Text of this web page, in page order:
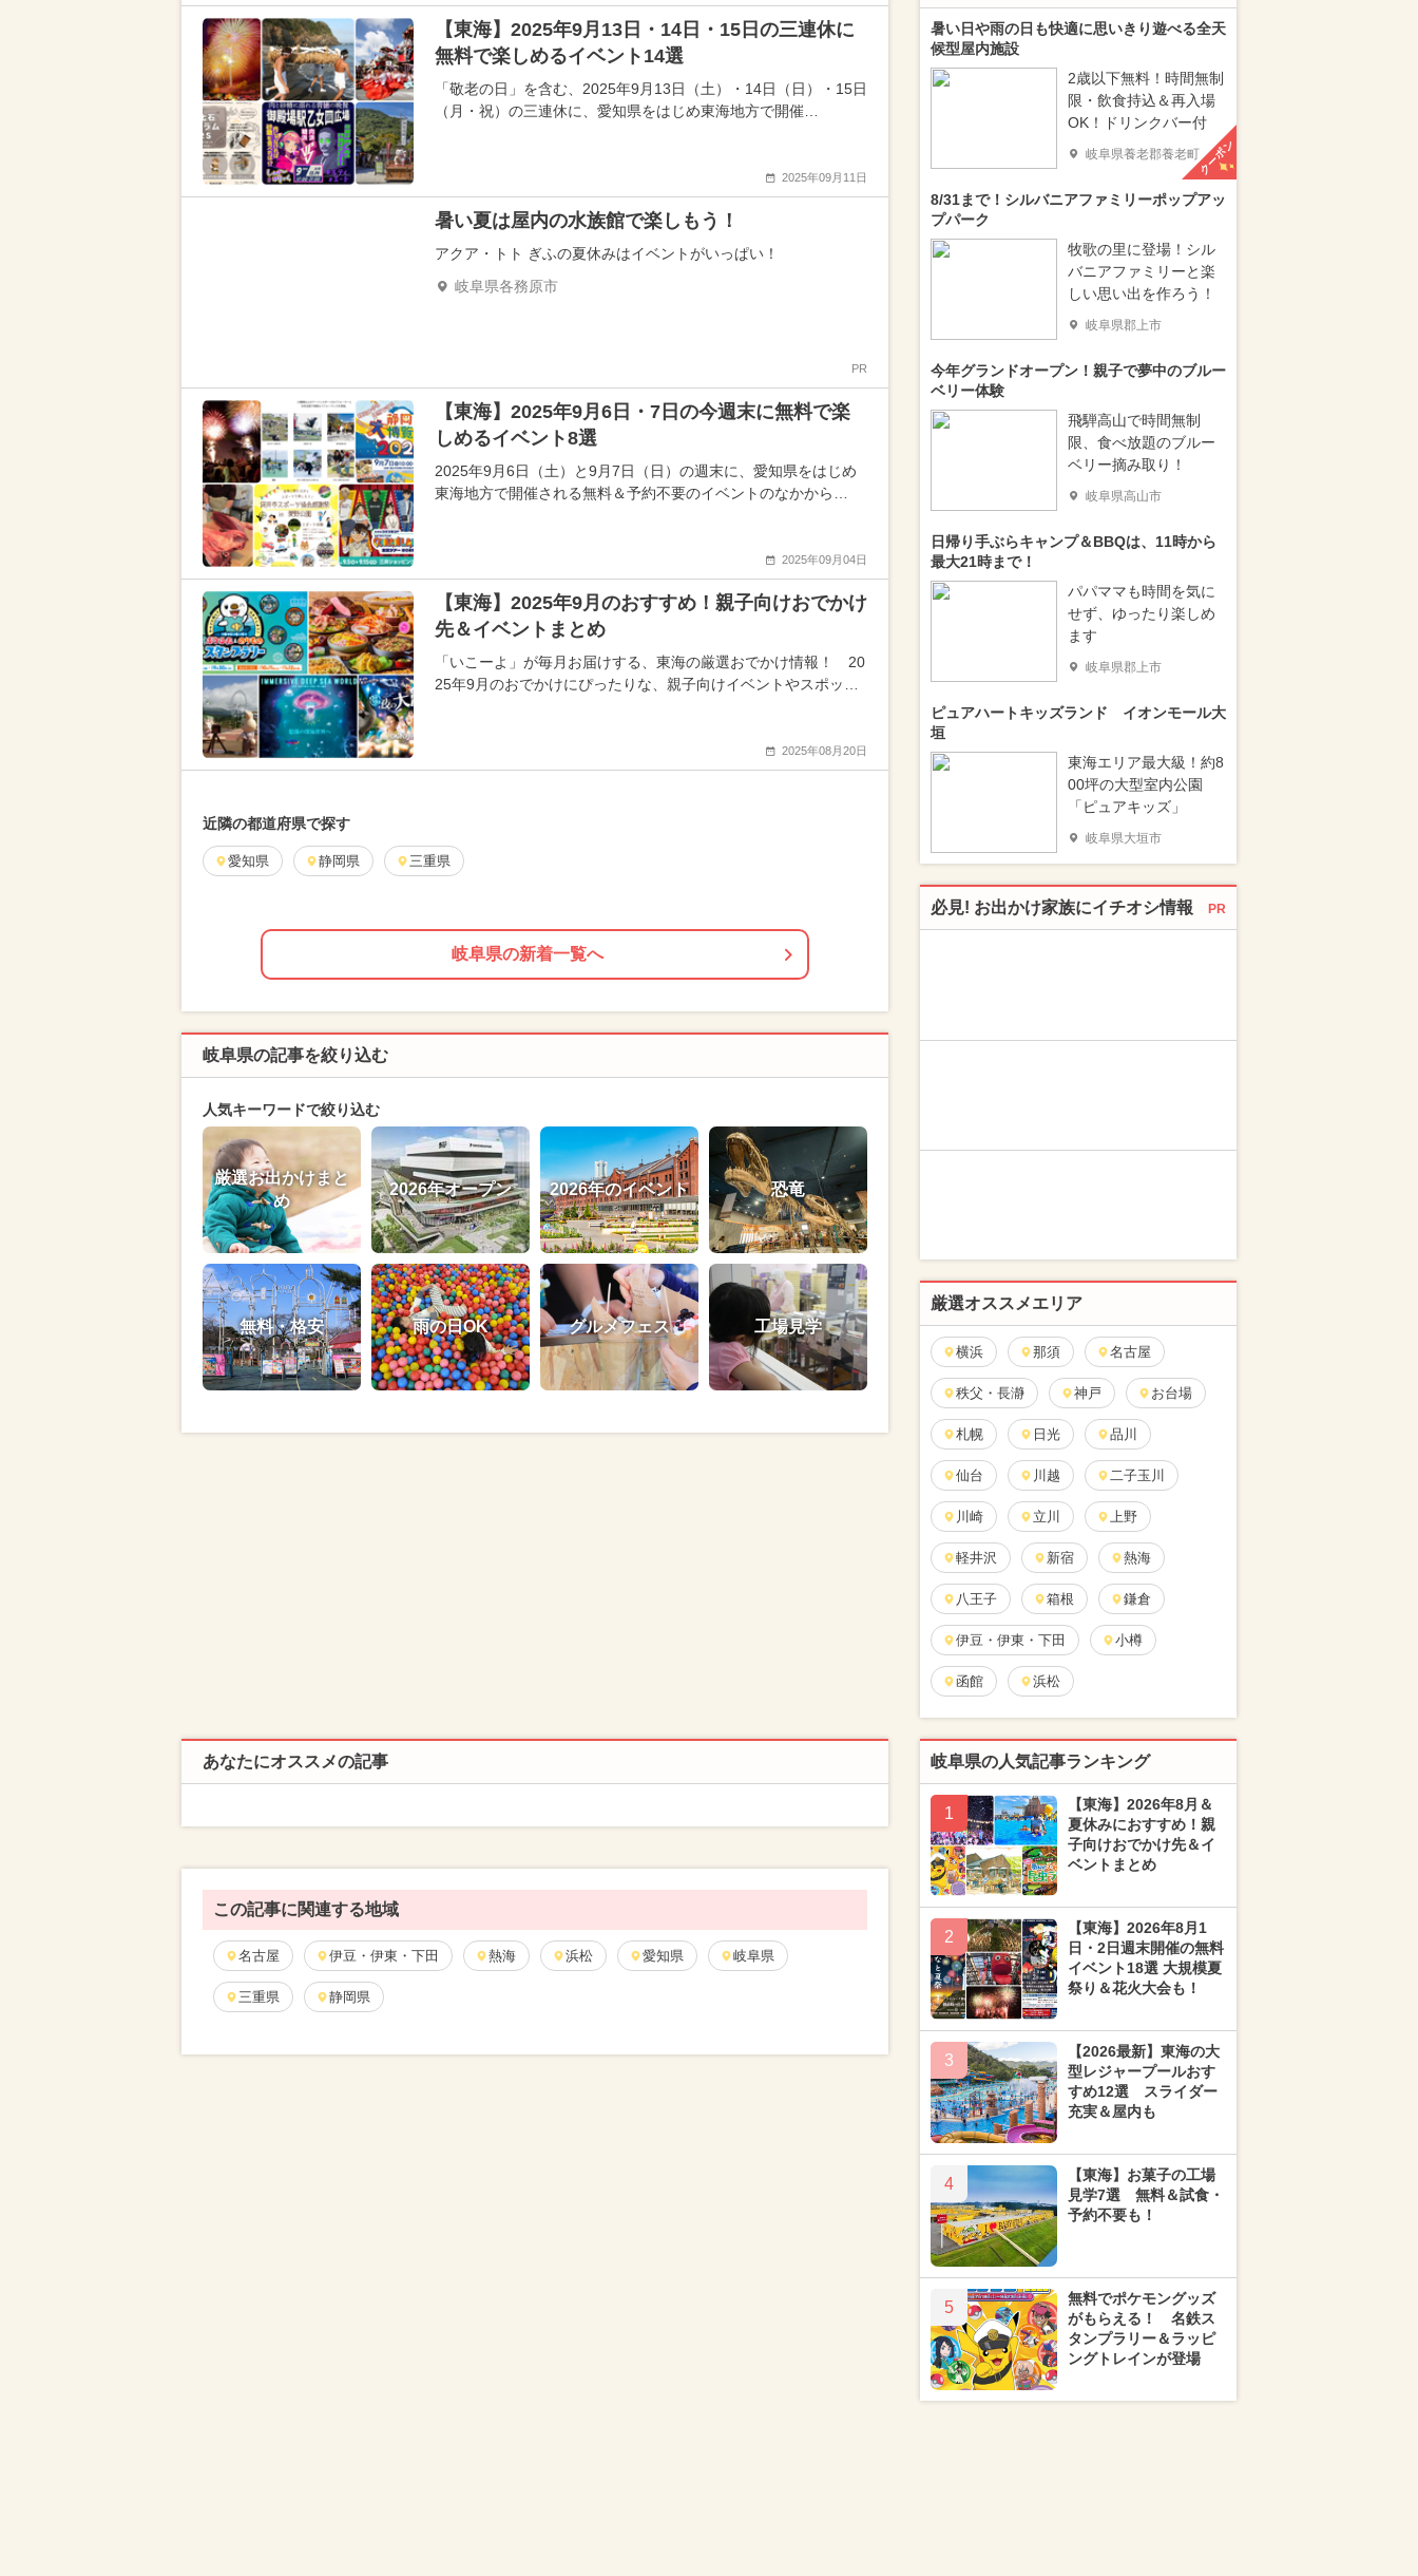
【東海】2025年9月13日・14日・15日の三連休に
無料で楽しめるイベント14選
「敬老の日」を含む、2025年9月13日（土）・14日（日）・15日
（月・祝）の三連休に、愛知県をはじめ東海地方で開催…
2025年09月11日
暑い夏は屋内の水族館で楽しもう！
アクア・トト ぎふの夏休みはイベントがいっぱい！
岐阜県各務原市
PR
【東海】2025年9月6日・7日の今週末に無料で楽
しめるイベント8選
2025年9月6日（土）と9月7日（日）の週末に、愛知県をはじめ
東海地方で開催される無料＆予約不要のイベントのなかから…
2025年09月04日
【東海】2025年9月のおすすめ！親子向けおでかけ
先＆イベントまとめ
「いこーよ」が毎月お届けする、東海の厳選おでかけ情報！ 20
25年9月のおでかけにぴったりな、親子向けイベントやスポッ…
2025年08月20日
近隣の都道府県で探す
愛知県 静岡県 三重県
岐阜県の新着一覧へ
岐阜県の記事を絞り込む
人気キーワードで絞り込む
厳選お出かけまと
め
2026年オープン 2026年のイベント 恐竜
無料・格安 雨の日OK グルメフェス 工場見学
あなたにオススメの記事
この記事に関連する地域
名古屋 伊豆・伊東・下田 熱海 浜松 愛知県 岐阜県
三重県 静岡県
暑い日や雨の日も快適に思いきり遊べる全天
候型屋内施設
2歳以下無料！時間無制
限・飲食持込＆再入場
OK！ドリンクバー付
岐阜県養老郡養老町クーポン
8/31まで！シルバニアファミリーポップアッ
プパーク
牧歌の里に登場！シル
バニアファミリーと楽
しい思い出を作ろう！
岐阜県郡上市
今年グランドオープン！親子で夢中のブルー
ベリー体験
飛騨高山で時間無制
限、食べ放題のブルー
ベリー摘み取り！
岐阜県高山市
日帰り手ぶらキャンプ＆BBQは、11時から
最大21時まで！
パパママも時間を気に
せず、ゆったり楽しめ
ます
岐阜県郡上市
ピュアハートキッズランド イオンモール大
垣
東海エリア最大級！約8
00坪の大型室内公園
「ピュアキッズ」
岐阜県大垣市
必見! お出かけ家族にイチオシ情報 PR
厳選オススメエリア
横浜 那須 名古屋
秩父・長瀞 神戸 お台場
札幌 日光 品川
仙台 川越 二子玉川
川崎 立川 上野
軽井沢 新宿 熱海
八王子 箱根 鎌倉
伊豆・伊東・下田 小樽
函館 浜松
岐阜県の人気記事ランキング
1
【東海】2026年8月＆
夏休みにおすすめ！親
子向けおでかけ先＆イ
ベントまとめ
2
【東海】2026年8月1
日・2日週末開催の無料
イベント18選 大規模夏
祭り＆花火大会も！
3
【2026最新】東海の大
型レジャープールおす
すめ12選 スライダー
充実＆屋内も
4
【東海】お菓子の工場
見学7選 無料＆試食・
予約不要も！
5
無料でポケモングッズ
がもらえる！ 名鉄ス
タンプラリー＆ラッピ
ングトレインが登場